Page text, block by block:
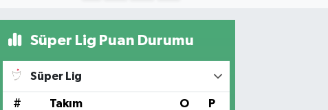
Süper Lig Puan Durumu
Süper Lig
# Takım O P